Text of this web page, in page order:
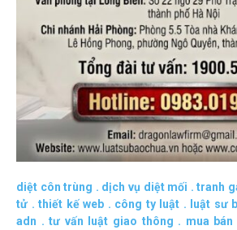
diệt côn trùng . dịch vụ diệt mối .tranh
tử . thiết kế web . công ty luật . luật sư
adn .tư vấn luật giao thông . mua